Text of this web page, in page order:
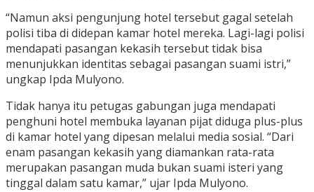
“Namun aksi pengunjung hotel tersebut gagal setelah
polisi tiba di didepan kamar hotel mereka. Lagi-lagi polisi
mendapati pasangan kekasih tersebut tidak bisa
menunjukkan identitas sebagai pasangan suami istri,”
ungkap Ipda Mulyono.
Tidak hanya itu petugas gabungan juga mendapati
penghuni hotel membuka layanan pijat diduga plus-plus
di kamar hotel yang dipesan melalui media sosial. “Dari
enam pasangan kekasih yang diamankan rata-rata
merupakan pasangan muda bukan suami isteri yang
tinggal dalam satu kamar,” ujar Ipda Mulyono.